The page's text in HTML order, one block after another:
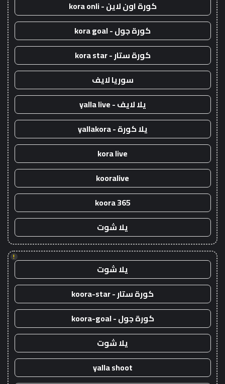
كورة اون لاين - kora onli
كورة جول - kora goal
كورة ستار - kora star
سوريا لايف
يلا لايف - yalla live
يلا كورة - yallakora
kora live
kooralive
koora 365
يلا شوت
!
يلا شوت
كورة ستار - koora-star
كورة جول - koora-goal
يلا شوت
yalla shoot